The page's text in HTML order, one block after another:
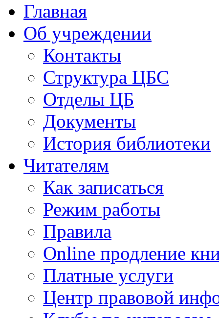
Главная
Об учреждении
Контакты
Структура ЦБС
Отделы ЦБ
Документы
История библиотеки
Читателям
Как записаться
Режим работы
Правила
Online продление
Платные услуги
Центр правовой